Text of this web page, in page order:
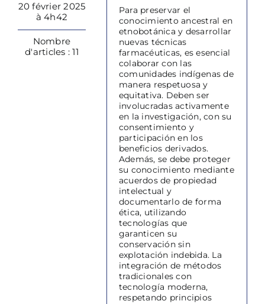
20 février 2025
à 4h42
Nombre
d'articles : 11
Para preservar el
conocimiento ancestral en
etnobotánica y desarrollar
nuevas técnicas
farmacéuticas, es esencial
colaborar con las
comunidades indígenas de
manera respetuosa y
equitativa. Deben ser
involucradas activamente
en la investigación, con su
consentimiento y
participación en los
beneficios derivados.
Además, se debe proteger
su conocimiento mediante
acuerdos de propiedad
intelectual y
documentarlo de forma
ética, utilizando
tecnologías que
garanticen su
conservación sin
explotación indebida. La
integración de métodos
tradicionales con
tecnología moderna,
respetando principios